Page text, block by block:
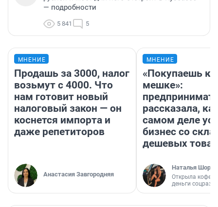
— подробности
5 841 5
МНЕНИЕ
Продашь за 3000, налог
возьмут с 4000. Что
нам готовит новый
налоговый закон — он
коснется импорта и
даже репетиторов
Анастасия Завгородняя
МНЕНИЕ
«Покупаешь
мешке»:
рассказала,
самом деле
бизнес со
дешевых
Наталья
Открыла
деньги